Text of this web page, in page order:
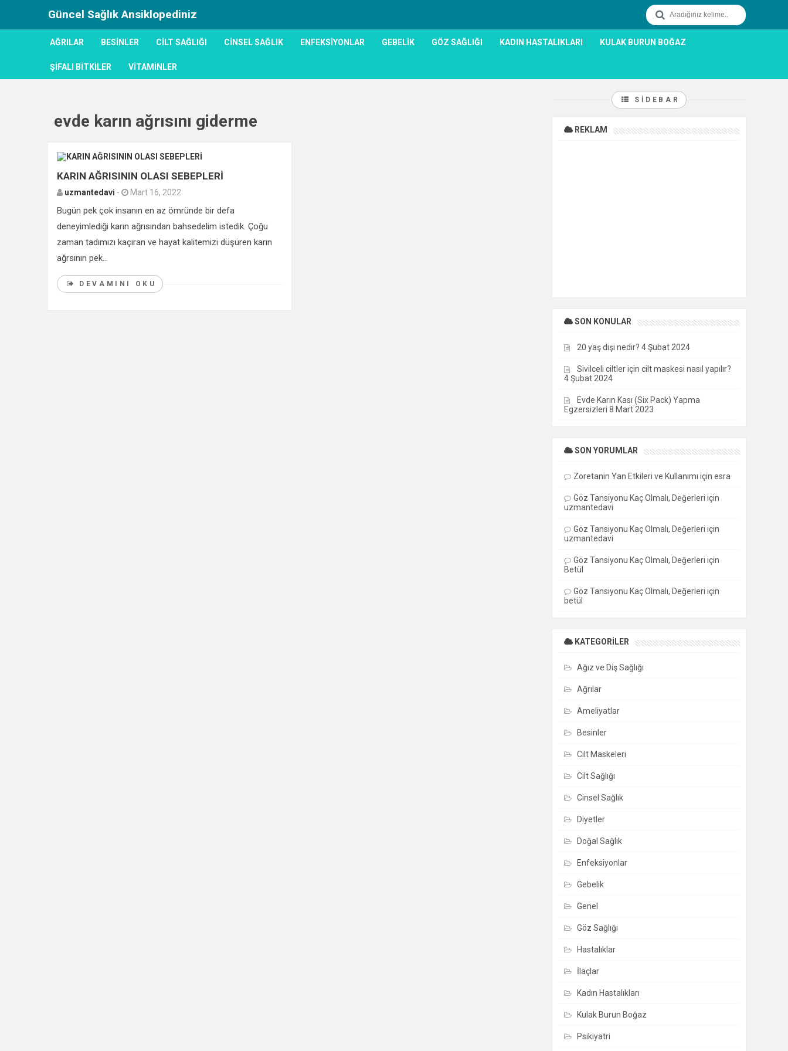
Güncel Sağlık Ansiklopediniz
AĞRILAR BESINLER CILT SAĞLIĞI CINSEL SAĞLIK ENFEKSIYONLAR GEBELIK GÖZ SAĞLIĞI KADIN HASTALIKLARI KULAK BURUN BOĞAZ
ŞIFALI BITKILER VITAMINLER
evde karın ağrısını giderme
KARIN AĞRISININ OLASI SEBEPLERİ
uzmantedavi - Mart 16, 2022
Bugün pek çok insanın en az ömründe bir defa
deneyimlediği karın ağrısından bahsedelim istedik. Çoğu
zaman tadımızı kaçıran ve hayat kalitemizi düşüren karın
ağrsının pek...
DEVAMINI OKU
SIDEBAR
REKLAM
SON KONULAR
20 yaş dişi nedir? 4 Şubat 2024
Sivilceli ciltler için cilt maskesi nasıl yapılır?
4 Şubat 2024
Evde Karın Kası (Six Pack) Yapma
Egzersizleri 8 Mart 2023
SON YORUMLAR
Zoretanin Yan Etkileri ve Kullanımı için esra
Göz Tansiyonu Kaç Olmalı, Değerleri için
uzmantedavi
Göz Tansiyonu Kaç Olmalı, Değerleri için
uzmantedavi
Göz Tansiyonu Kaç Olmalı, Değerleri için
Betül
Göz Tansiyonu Kaç Olmalı, Değerleri için
betül
KATEGORILER
Ağız ve Diş Sağlığı
Ağrılar
Ameliyatlar
Besinler
Cilt Maskeleri
Cilt Sağlığı
Cinsel Sağlık
Diyetler
Doğal Sağlık
Enfeksiyonlar
Gebelik
Genel
Göz Sağlığı
Hastalıklar
İlaçlar
Kadın Hastalıkları
Kulak Burun Boğaz
Psikiyatri